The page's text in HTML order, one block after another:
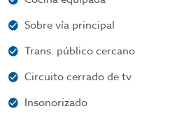
Sobre vía principal
Trans. público cercano
Circuito cerrado de tv
Insonorizado